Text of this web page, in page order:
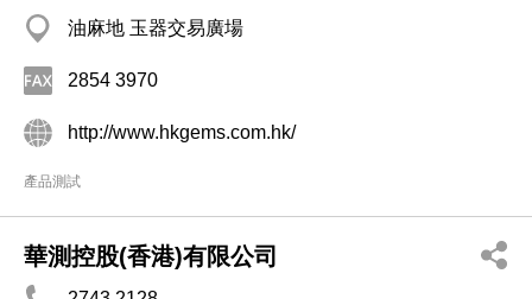
油麻地 玉器交易廣場
2854 3970
http://www.hkgems.com.hk/
產品測試
華測控股(香港)有限公司